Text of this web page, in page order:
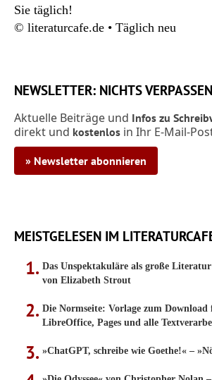
Sie täglich!
© literaturcafe.de • Täglich neu
NEWSLETTER: NICHTS VERPASSEN
Aktuelle Beiträge und Infos zu
direkt und kostenlos in Ihr E-Mail-
» Newsletter abonnieren
MEISTGELESEN IM
Das Unspektakuläre als große
von Elizabeth Strout
Die Normseite: Vorlage zum
LibreOffice, Pages und alle
»ChatGPT, schreibe wie Goethe!« –